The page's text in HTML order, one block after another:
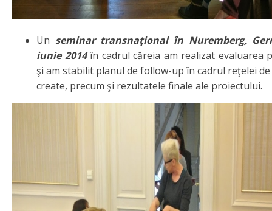
Un seminar transnaţional în Nuremberg,
iunie 2014în cadrul căreia am realizat evaluarea
şi am stabilit planul de follow-up în cadrul reţelei
create, precum şi rezultatele finale ale proiectului.